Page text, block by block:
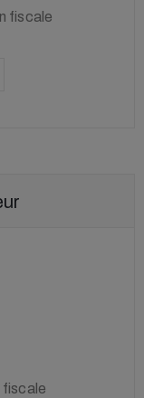
fiscale
fiscale